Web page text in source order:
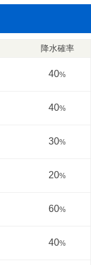
降水確率
40%
40%
30%
20%
60%
40%